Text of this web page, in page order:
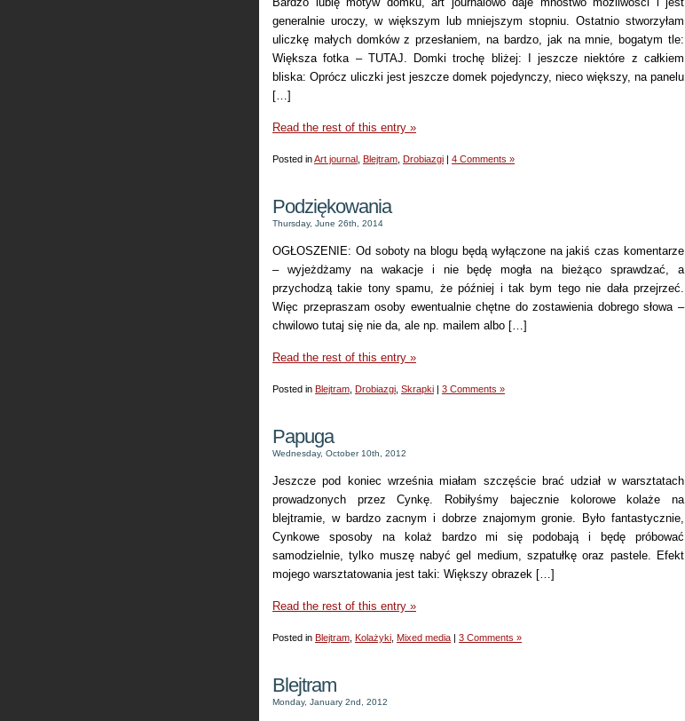
generalnie uroczy, w większym lub mniejszym stopniu. Ostatnio stworzyłam
uliczkę małych domków z przesłaniem, na bardzo, jak na mnie, bogatym tle:
Większa fotka – TUTAJ. Domki trochę bliżej: I jeszcze niektóre z całkiem
bliska: Oprócz uliczki jest jeszcze domek pojedynczy, nieco większy, na panelu
[…]
Read the rest of this entry »
Posted inArt journal Blejtram Drobiazgi | 4 Comments »
Podziękowania
Thursday, June 26th, 2014
OGŁOSZENIE: Od soboty na blogu będą wyłączone na jakiś czas komentarze
– wyjeżdżamy na wakacje i nie będę mogła na bieżąco sprawdzać, a
przychodzą takie tony spamu, że później i tak bym tego nie dała przejrzeć.
Więc przepraszam osoby ewentualnie chętne do zostawienia dobrego słowa –
chwilowo tutaj się nie da, ale np. mailem albo […]
Read the rest of this entry »
Posted in Blejtram Drobiazgi Skrapki | 3 Comments »
Papuga
Wednesday, October 10th, 2012
Jeszcze pod koniec września miałam szczęście brać udział w warsztatach
prowadzonych przez Cynkę. Robiłyśmy bajecznie kolorowe kolaże na
blejtramie, w bardzo zacnym i dobrze znajomym gronie. Było fantastycznie,
Cynkowe sposoby na kolaż bardzo mi się podobają i będę próbować
samodzielnie, tylko muszę nabyć gel medium, szpatułkę oraz pastele. Efekt
mojego warsztatowania jest taki: Większy obrazek […]
Read the rest of this entry »
Posted in Blejtram Kolażyki Mixed media | 3 Comments »
Blejtram
Monday, January 2nd, 2012